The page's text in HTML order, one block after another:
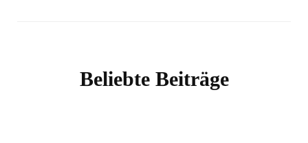
Beliebte Beiträge